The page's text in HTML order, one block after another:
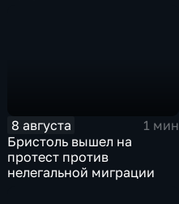
8 августа
1 мин
Бристоль вышел на
протест против
нелегальной миграции